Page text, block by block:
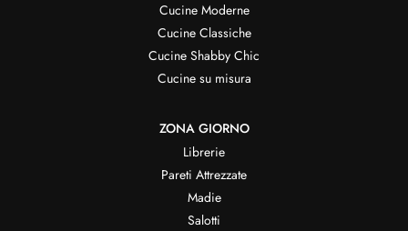
Cucine Moderne
Cucine Classiche
Cucine Shabby Chic
Cucine su misura
ZONA GIORNO
Librerie
Pareti Attrezzate
Madie
Salotti